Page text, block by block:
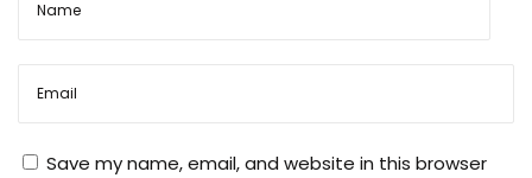
Save my name, email, and website in this browser